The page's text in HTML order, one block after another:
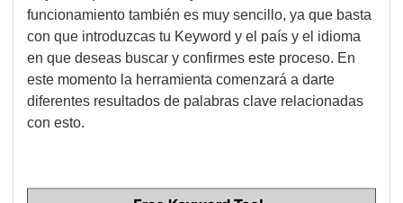
funcionamiento también es muy sencillo, ya que basta
con que introduzcas tu Keyword y el país y el idioma
en que deseas buscar y confirmes este proceso. En
este momento la herramienta comenzará a darte
diferentes resultados de palabras clave relacionadas
con esto.